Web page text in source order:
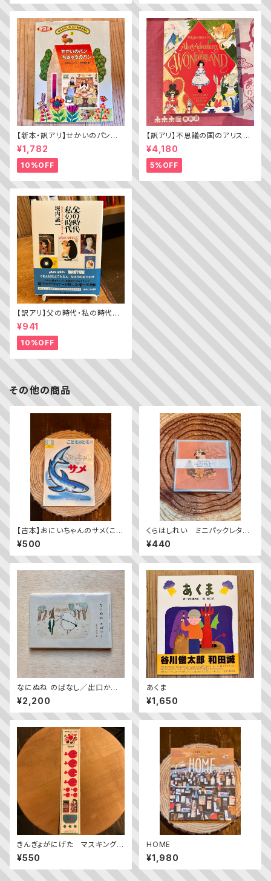
【新本・訳アリ】せかいのパン
ちきゅうのパン（普及版 かこさ
¥1,782
10%OFF
【訳アリ】不思議の国のアリス（A
lice’s Adventures in WOND
ERLAND）
¥4,180
5%OFF
【訳アリ】父の時代・私の時代
─わがエディトリアル・デザイン
史
¥941
10%OFF
その他の商品
【古本】おにいちゃんのサメ（こど
ものとも年中向き 2014年8月
号）
¥500
くらはしれい ミニパックレタ
ー くま
¥440
なにぬね のばなし／出口かず
み
¥2,200
あくま
¥1,650
きんぎょがにげた マスキングシ
ール
¥550
HOME
¥1,980